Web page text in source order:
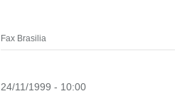
Fax Brasilia
24/11/1999 - 10:00